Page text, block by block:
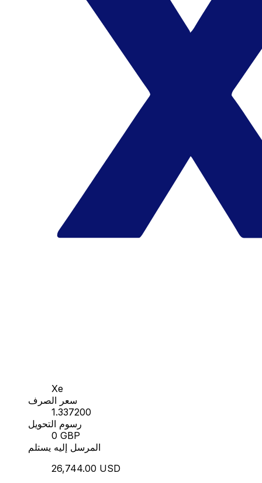
Xe
سعر الصرف
1.337200
رسوم التحويل
0 GBP
المرسل إليه يستلم
26,744.00 USD